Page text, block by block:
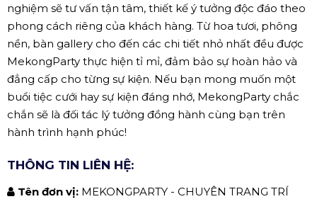
nghiệm sẽ tư vấn tận tâm, thiết kế ý tưởng độc đáo theo
phong cách riêng của khách hàng. Từ hoa tươi, phông
nền, bàn gallery cho đến các chi tiết nhỏ nhất đều được
MekongParty thực hiện tỉ mỉ, đảm bảo sự hoàn hảo và
đẳng cấp cho từng sự kiện. Nếu bạn mong muốn một
buổi tiệc cưới hay sự kiện đáng nhớ, MekongParty chắc
chắn sẽ là đối tác lý tưởng đồng hành cùng bạn trên
hành trình hạnh phúc!
THÔNG TIN LIÊN HỆ:
Tên đơn vị: MEKONGPARTY - CHUYÊN TRANG TRÍ